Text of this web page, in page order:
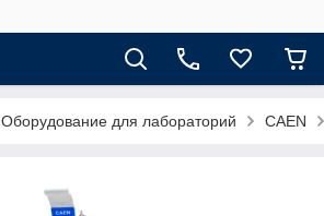
Оборудование для лабораторий CAEN